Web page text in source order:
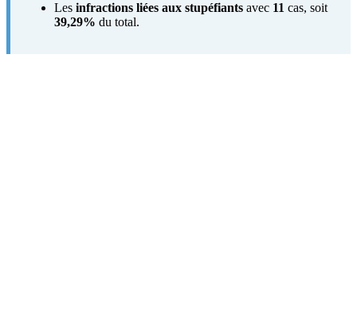
Les infractions liées aux stupéfiants avec 11 cas, soit
39,29% du total.